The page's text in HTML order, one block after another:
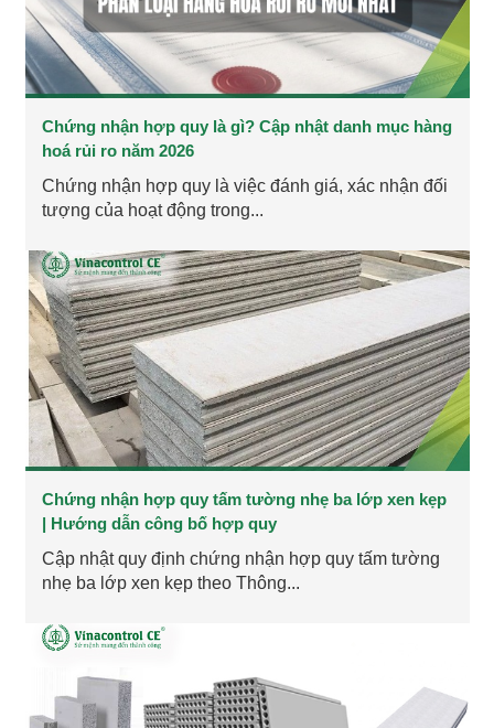
Chứng nhận hợp quy là gì? Cập nhật danh mục hàng
hoá rủi ro năm 2026
Chứng nhận hợp quy là việc đánh giá, xác nhận đối
tượng của hoạt động trong...
Chứng nhận hợp quy tấm tường nhẹ ba lớp xen kẹp
| Hướng dẫn công bố hợp quy
Cập nhật quy định chứng nhận hợp quy tấm tường
nhẹ ba lớp xen kẹp theo Thông...